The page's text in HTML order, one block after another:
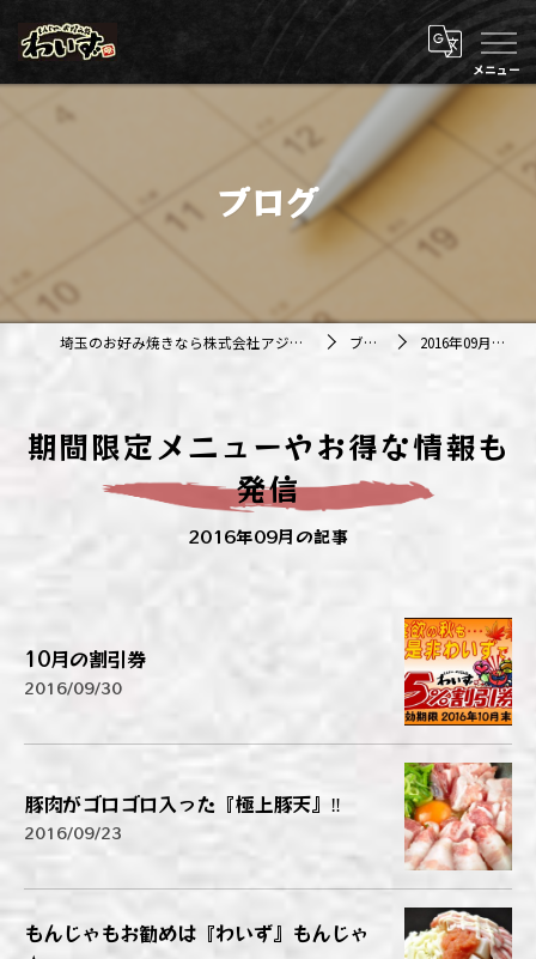
ブログ
埼玉のお好み焼きなら株式会社アジルカンパニー ブログ 2016年09月の記事
期間限定メニューやお得な情報も
発信
2016年09月の記事
10月の割引券
2016/09/30
豚肉がゴロゴロ入った『極上豚天』‼
2016/09/23
もんじゃもお勧めは『わいず』もんじゃ